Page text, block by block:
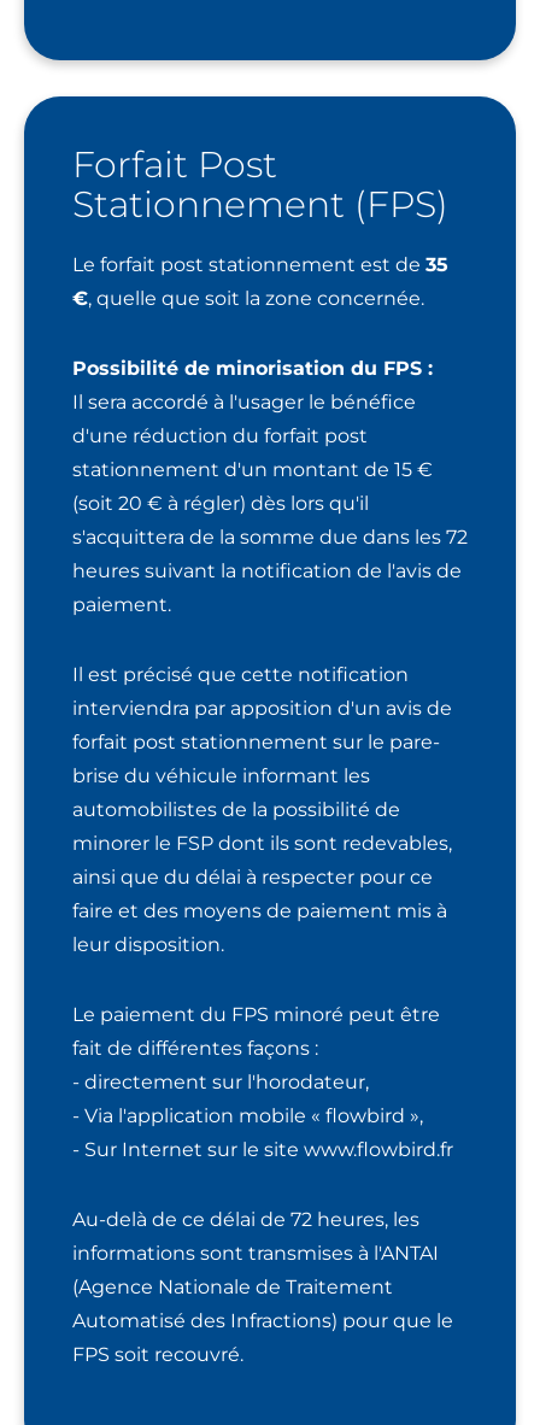
Forfait Post
Stationnement (FPS)
Le forfait post stationnement est de 35
€, quelle que soit la zone concernée.
Possibilité de minorisation du FPS :
Il sera accordé à l'usager le bénéfice
d'une réduction du forfait post
stationnement d'un montant de 15 €
(soit 20 € à régler) dès lors qu'il
s'acquittera de la somme due dans les 72
heures suivant la notification de l'avis de
paiement.
Il est précisé que cette notification
interviendra par apposition d'un avis de
forfait post stationnement sur le pare-
brise du véhicule informant les
automobilistes de la possibilité de
minorer le FSP dont ils sont redevables,
ainsi que du délai à respecter pour ce
faire et des moyens de paiement mis à
leur disposition.
Le paiement du FPS minoré peut être
fait de différentes façons :
- directement sur l'horodateur,
- Via l'application mobile « flowbird »,
- Sur Internet sur le site www.flowbird.fr
Au-delà de ce délai de 72 heures, les
informations sont transmises à l'ANTAI
(Agence Nationale de Traitement
Automatisé des Infractions) pour que le
FPS soit recouvré.